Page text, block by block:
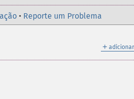
• Reporte um Problema
＋